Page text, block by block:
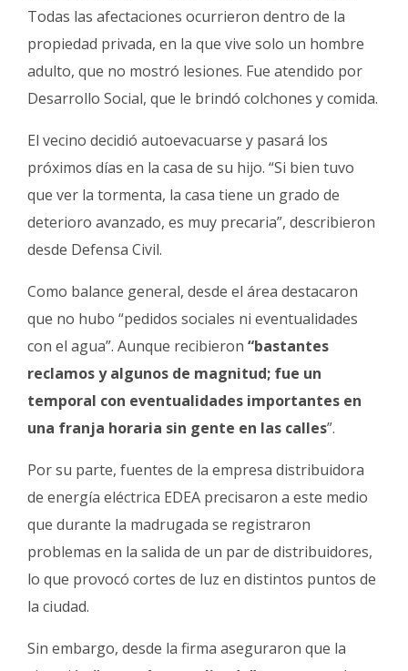
Todas las afectaciones ocurrieron dentro de la
propiedad privada, en la que vive solo un hombre
adulto, que no mostró lesiones. Fue atendido por
Desarrollo Social, que le brindó colchones y comida.
El vecino decidió autoevacuarse y pasará los
próximos días en la casa de su hijo. “Si bien tuvo
que ver la tormenta, la casa tiene un grado de
deterioro avanzado, es muy precaria”, describieron
desde Defensa Civil.
Como balance general, desde el área destacaron
que no hubo “pedidos sociales ni eventualidades
con el agua”. Aunque recibieron “bastantes
reclamos y algunos de magnitud; fue un
temporal con eventualidades importantes en
una franja horaria sin gente en las calles”.
Por su parte, fuentes de la empresa distribuidora
de energía eléctrica EDEA precisaron a este medio
que durante la madrugada se registraron
problemas en la salida de un par de distribuidores,
lo que provocó cortes de luz en distintos puntos de
la ciudad.
Sin embargo, desde la firma aseguraron que la